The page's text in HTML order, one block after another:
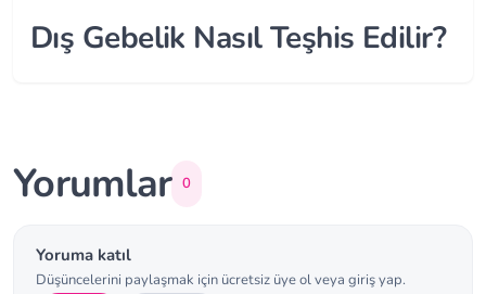
Dış Gebelik Nasıl Teşhis Edilir?
Yorumlar 0
Yoruma katıl
Düşüncelerini paylaşmak için ücretsiz üye ol veya giriş yap.